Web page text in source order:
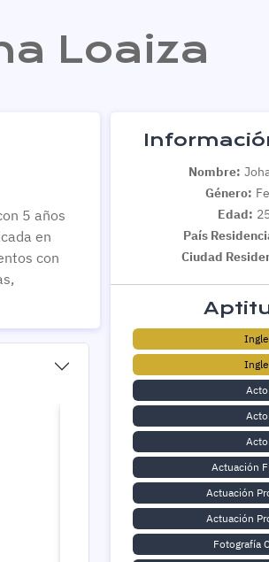
Loaiza
5 años
en
con
Nombre:
Género:
Edad:
País
Ciudad
Actuación
Actuación
Actuación
Fotografía